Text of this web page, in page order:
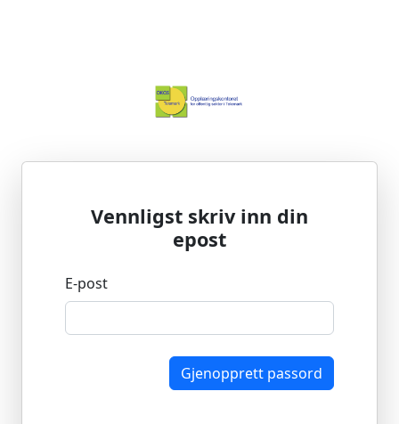
Vennligst skriv inn din
epost
E-post